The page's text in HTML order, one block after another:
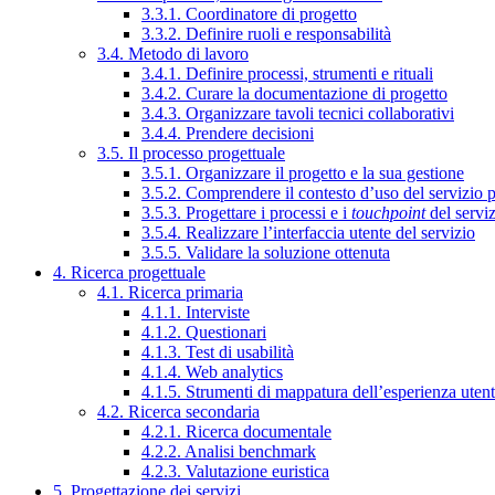
3.3.1. Coordinatore di progetto
3.3.2. Definire ruoli e responsabilità
3.4. Metodo di lavoro
3.4.1. Definire processi, strumenti e rituali
3.4.2. Curare la documentazione di progetto
3.4.3. Organizzare tavoli tecnici collaborativi
3.4.4. Prendere decisioni
3.5. Il processo progettuale
3.5.1. Organizzare il progetto e la sua gestione
3.5.2. Comprendere il contesto d’uso del servizio
3.5.3. Progettare i processi e i touchpointdel
3.5.4. Realizzare l’interfaccia utente del servizio
3.5.5. Validare la soluzione ottenuta
4. Ricerca progettuale
4.1. Ricerca primaria
4.1.1. Interviste
4.1.2. Questionari
4.1.3. Test di usabilità
4.1.4. Web analytics
4.1.5. Strumenti di mappatura dell’esperienza
4.2. Ricerca secondaria
4.2.1. Ricerca documentale
4.2.2. Analisi benchmark
4.2.3. Valutazione euristica
5. Progettazione dei servizi